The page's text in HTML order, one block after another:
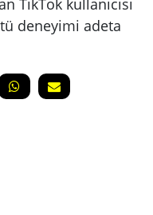
deneyimi adeta